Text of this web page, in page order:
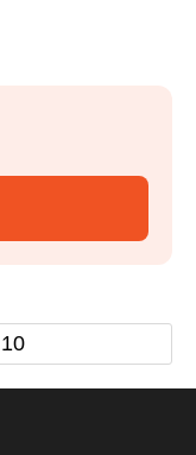
10